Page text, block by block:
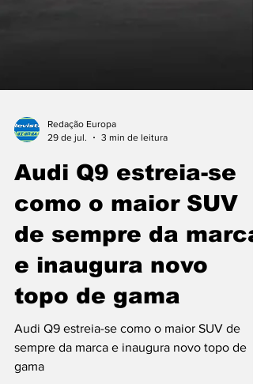
Redação Europa
3 min de leitura
Audi Q9 estreia-se
como o maior SUV
de sempre da marca
e inaugura novo
topo de gama